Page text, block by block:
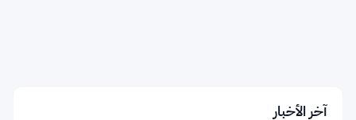
550,000آخر الأخبار